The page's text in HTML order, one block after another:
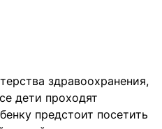
здравоохранения,
дети проходят
предстоит посетить